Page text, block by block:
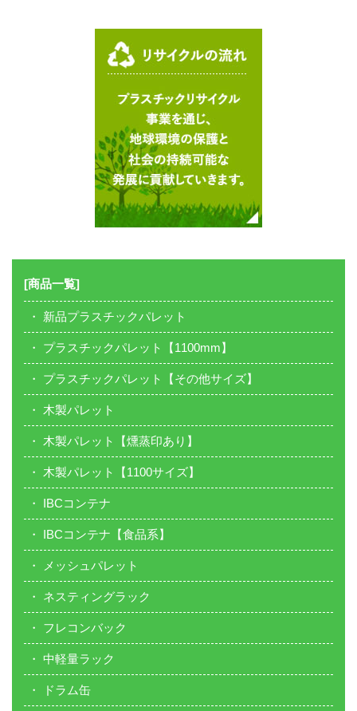
[商品一覧]
新品プラスチックパレット
プラスチックパレット【1100mm】
プラスチックパレット【その他サイズ】
木製パレット
木製パレット【燻蒸印あり】
木製パレット【1100サイズ】
IBCコンテナ
IBCコンテナ【食品系】
メッシュパレット
ネスティングラック
フレコンバック
中軽量ラック
ドラム缶